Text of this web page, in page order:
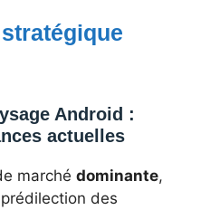
Android :
actuelles
marché dominante,
des